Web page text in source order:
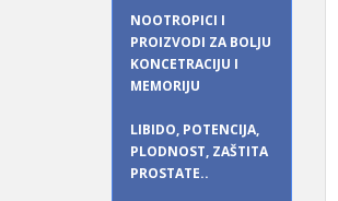
NOOTROPICI I
PROIZVODI ZA BOLJU
KONCETRACIJU I
MEMORIJU
LIBIDO, POTENCIJA,
PLODNOST, ZAŠTITA
PROSTATE..